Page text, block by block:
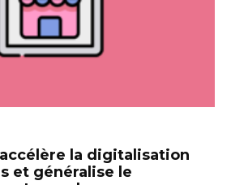
la digitalisation
et généralise le